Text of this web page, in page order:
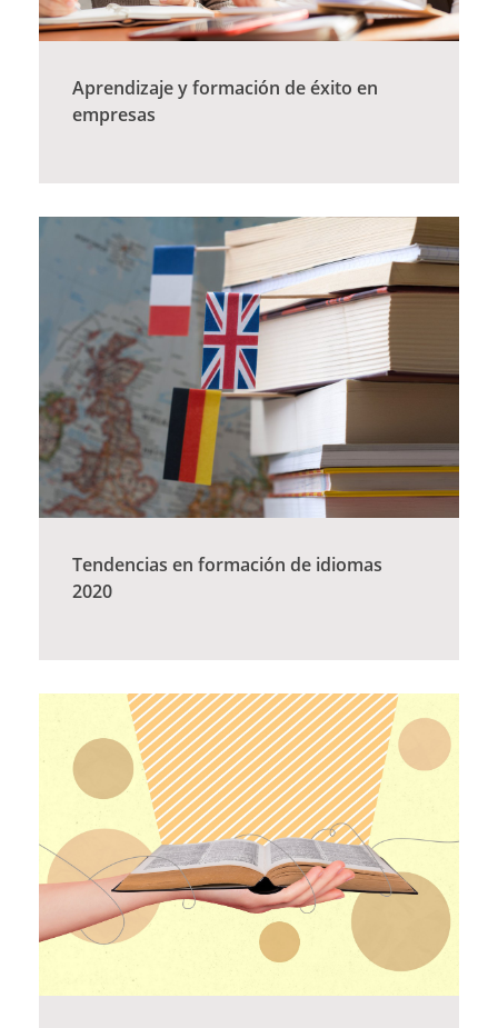
Aprendizaje y formación de éxito en
empresas
Tendencias en formación de idiomas
2020